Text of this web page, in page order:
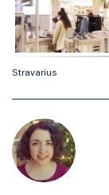
Stravarius